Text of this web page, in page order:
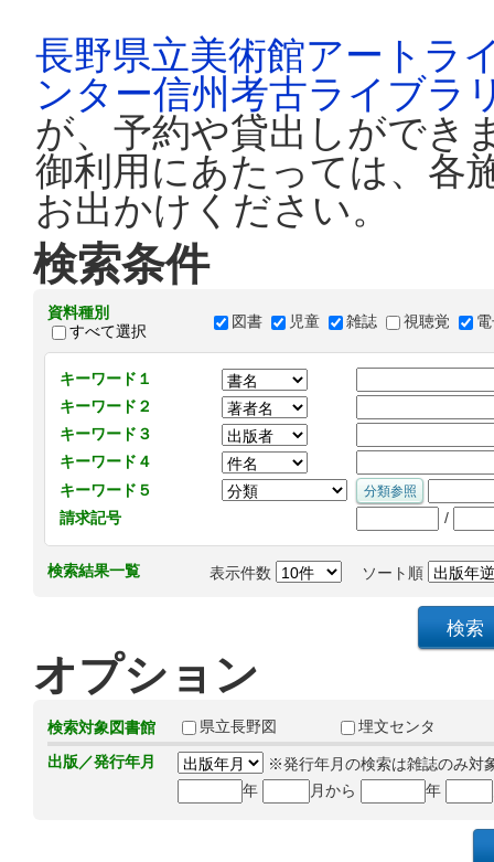
長野県立美術館アートラ
ンター信州考古ライブラ
が、予約や貸出しができ
御利用にあたっては、各
お出かけください。
検索条件
資料種別
すべて選択
図書 児童 雑誌 視聴覚
キーワード１
キーワード２
キーワード３
キーワード４
キーワード５
請求記号
/
検索結果一覧 表示件数 ソート順
オプション
検索対象図書館 県立長野図
埋文センタ
出版／発行年月
※発行年月の検索は雑誌のみ対
年
月から 年